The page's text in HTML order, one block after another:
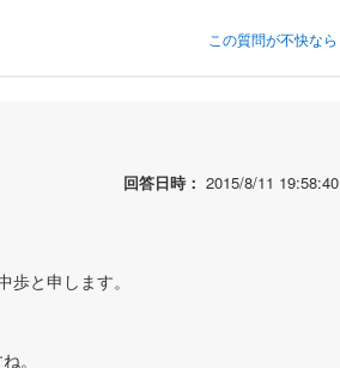
この質問が不快なら
回答日時： 2015/8/11 19:58:40
と申します。
。